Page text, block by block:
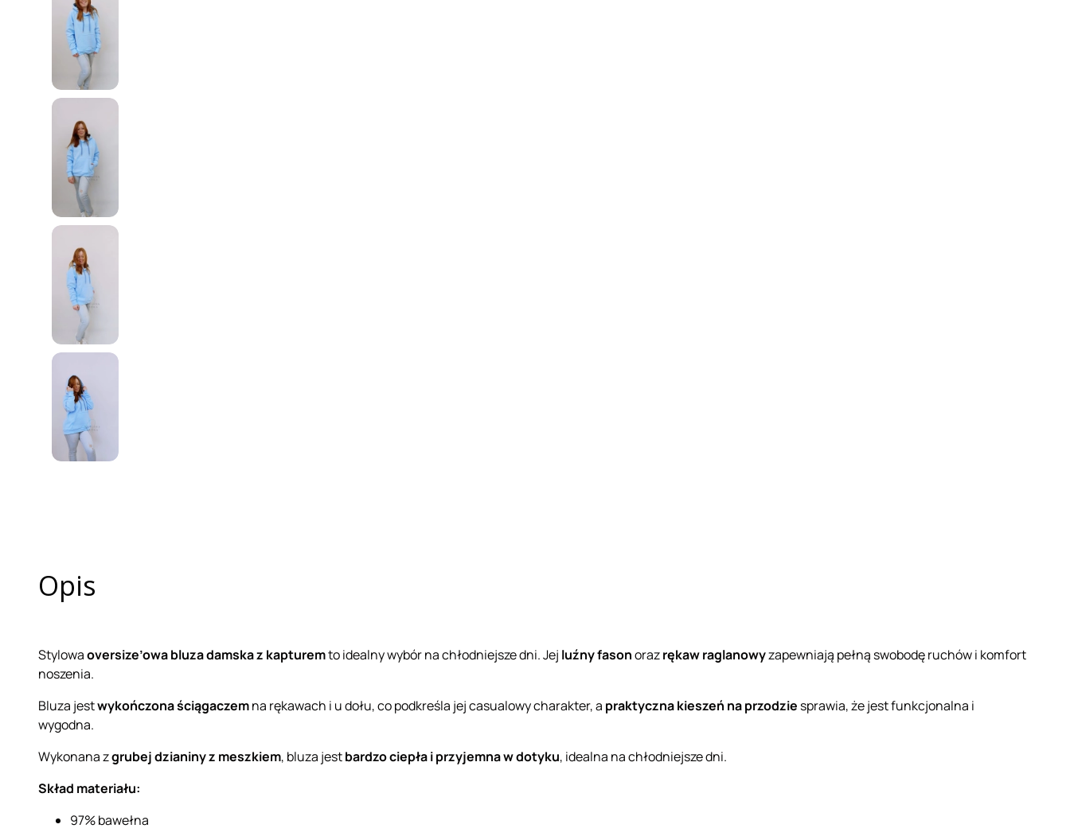
Opis
Stylowaoversize’owa bluza damska z kapturemto idealny wybór na chłodniejsze dni. Jej luźny fasonorazrękaw raglanowyzapewniają pełną swobodę ruchów i komfort
noszenia.
Bluza jestwykończona ściągaczemna rękawach i u dołu, co podkreśla jej casualowy charakter, a praktyczna kieszeń na przodzie sprawia, że jest funkcjonalna i
wygodna.
Wykonana zgrubej dzianiny z meszkiem, bluza jestbardzo ciepła i przyjemna w dotyku, idealna na chłodniejsze dni.
Skład materiału:
97% bawełna